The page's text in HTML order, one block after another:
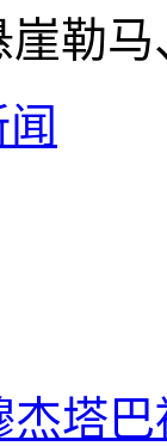
勒
杰塔